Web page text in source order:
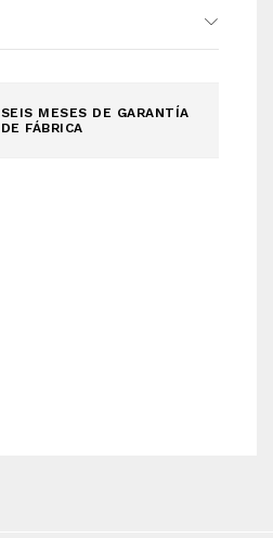
SEIS MESES DE GARANTÍA
DE FÁBRICA